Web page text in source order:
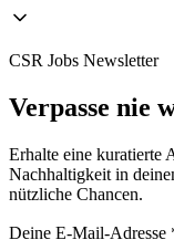
CSR Jobs Newsletter
Verpasse nie
Erhalte eine kuratierte
Nachhaltigkeit in
nützliche Chancen.
Deine E-Mail-Adresse